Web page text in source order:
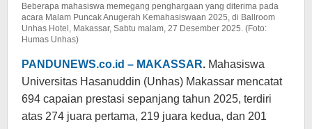
Beberapa mahasiswa memegang penghargaan yang diterima pada
acara Malam Puncak Anugerah Kemahasiswaan 2025, di Ballroom
Unhas Hotel, Makassar, Sabtu malam, 27 Desember 2025. (Foto:
Humas Unhas)
PANDUNEWS.co.id – MAKASSAR. Mahasiswa
Universitas Hasanuddin (Unhas) Makassar mencatat
694 capaian prestasi sepanjang tahun 2025, terdiri
atas 274 juara pertama, 219 juara kedua, dan 201